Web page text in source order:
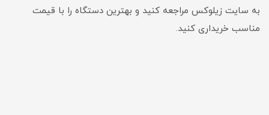
به سایت زیلوکس مراجعه کنید و بهترین دستگاه را با قیمت
مناسب خریداری کنید.